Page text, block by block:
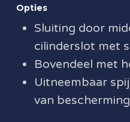
Opties
Sluiting door
cilinderslot met
Bovendeel met
Uitneembaar
van